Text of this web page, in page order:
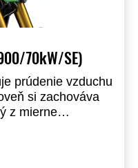
70kW/SE)
prúdenie vzduchu
si zachováva